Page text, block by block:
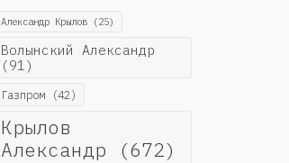
Александр Крылов(25)
Волынский Александр
(91)
Газпром(42)
Крылов
Александр (672)